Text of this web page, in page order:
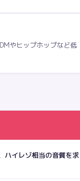
やヒップホップなど低
ハイレゾ相当の音質を求